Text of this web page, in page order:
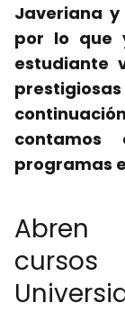
Javeriana
por lo que
estudiante
contamos
programas
Abren